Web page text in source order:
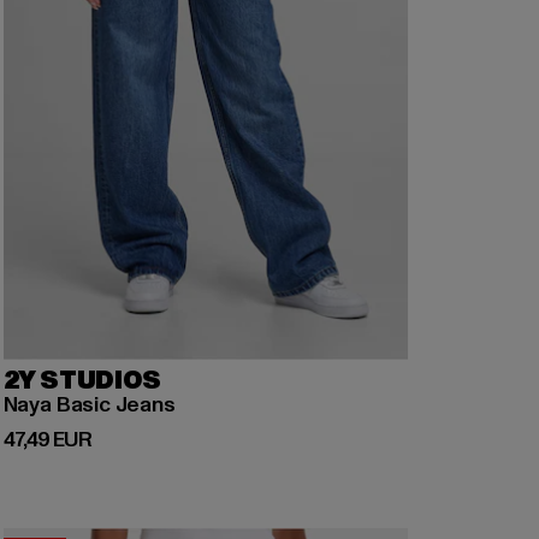
2Y STUDIOS
Naya Basic Jeans
47,49 EUR
Derzeitiger Preis: 47,49 EUR